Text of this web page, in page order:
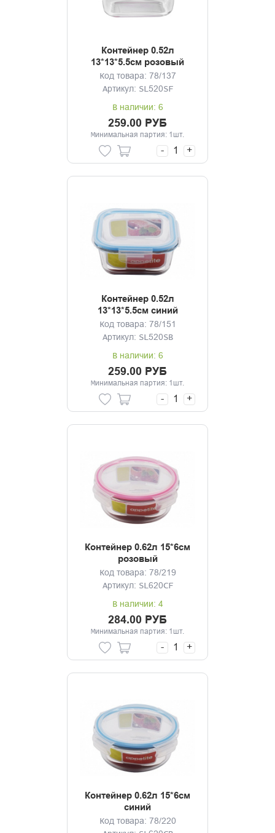
Контейнер 0.52л
13*13*5.5см розовый
Код товара: 78/137
Артикул: SL520SF
В наличии: 6
259.00 РУБ
Минимальная партия: 1шт.
- +
Контейнер 0.52л
13*13*5.5см синий
Код товара: 78/151
Артикул: SL520SB
В наличии: 6
259.00 РУБ
Минимальная партия: 1шт.
- +
Контейнер 0.62л 15*6см
розовый
Код товара: 78/219
Артикул: SL620CF
В наличии: 4
284.00 РУБ
Минимальная партия: 1шт.
- +
Контейнер 0.62л 15*6см
синий
Код товара: 78/220